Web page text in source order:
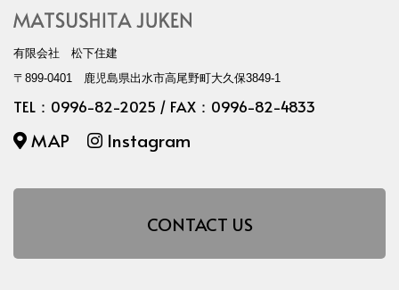
有限会社 松下住建
〒899-0401 鹿児島県出水市高尾野町大久保3849-1
TEL： 0996-82-2025 / FAX：0996-82-4833
MAP Instagram
CONTACT US